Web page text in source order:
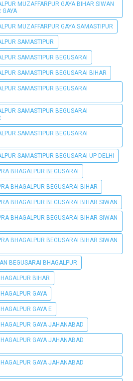
MUZAFFARPUR GAYA BIHAR SIWAN
GAYA
MUZAFFARPUR GAYA SAMASTIPUR
SAMASTIPUR
SAMASTIPUR BEGUSARAI
SAMASTIPUR BEGUSARAI BIHAR
SAMASTIPUR BEGUSARAI
SAMASTIPUR BEGUSARAI
SAMASTIPUR BEGUSARAI
SAMASTIPUR BEGUSARAI UP DELHI
BHAGALPUR BEGUSARAI
BHAGALPUR BEGUSARAI BIHAR
BHAGALPUR BEGUSARAI BIHAR SIWAN
BHAGALPUR BEGUSARAI BIHAR SIWAN
BHAGALPUR BEGUSARAI BIHAR SIWAN
BEGUSARAI BHAGALPUR
BIHAR
GAYA
GAYA E
GAYA JAHANABAD
GAYA JAHANABAD
GAYA JAHANABAD